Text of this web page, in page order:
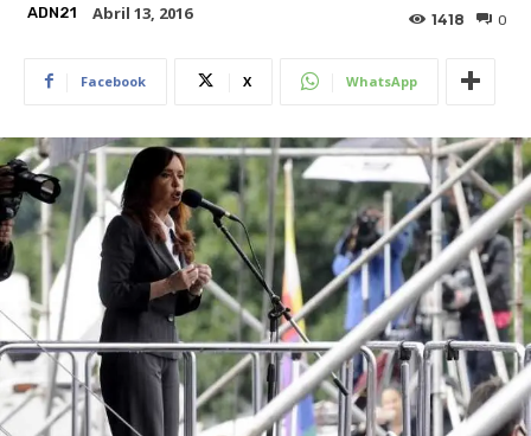
ADN21 Abril 13, 2016 0
1418
Facebook X WhatsApp